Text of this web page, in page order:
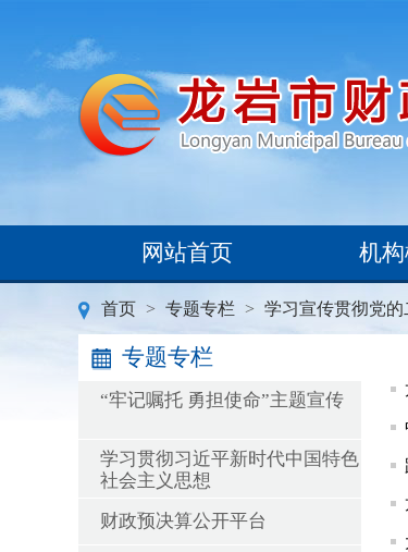
网站首页 机
首页 > 专题专栏 > 学习宣传贯彻党的
专题专栏
“牢记嘱托 勇担使命”主题宣传
学习贯彻习近平新时代中国特色
社会主义思想
财政预决算公开平台